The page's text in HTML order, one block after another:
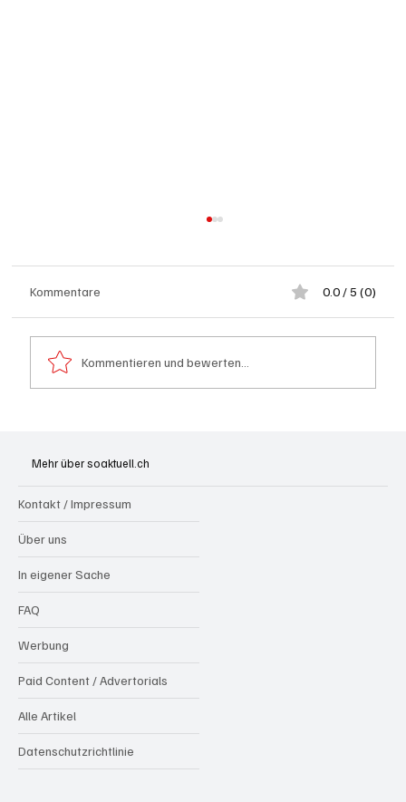
aufrütteln
Kommentare 0.0 / 5 (0)
Kommentieren und bewerten...
Mehr über soaktuell.ch
Kontakt / Impressum
Über uns
In eigener Sache
FAQ
Werbung
Paid Content / Advertorials
Alle Artikel
Datenschutzrichtlinie